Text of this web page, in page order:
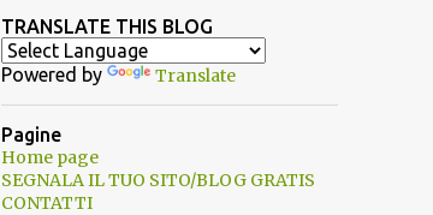
TRANSLATE THIS BLOG
Powered by Translate
Pagine
Home page
SEGNALA IL TUO SITO/BLOG GRATIS
CONTATTI